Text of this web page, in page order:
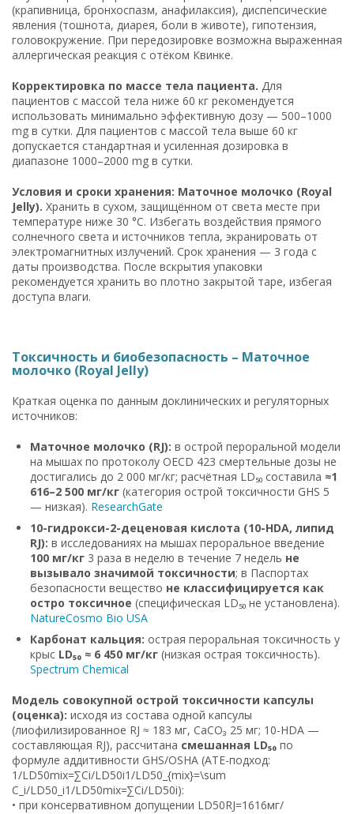
(крапивница, бронхоспазм, анафилаксия), диспепсические
явления (тошнота, диарея, боли в животе), гипотензия,
головокружение. При передозировке возможна выраженная
аллергическая реакция с отёком Квинке.
Корректировка по массе тела пациента. Для
пациентов с массой тела ниже 60 кг рекомендуется
использовать минимально эффективную дозу — 500–1000
mg в сутки. Для пациентов с массой тела выше 60 кг
допускается стандартная и усиленная дозировка в
диапазоне 1000–2000 mg в сутки.
Условия и сроки хранения: Маточное молочко (Royal
Jelly). Хранить в сухом, защищённом от света месте при
температуре ниже 30 °C. Избегать воздействия прямого
солнечного света и источников тепла, экранировать от
электромагнитных излучений. Срок хранения — 3 года с
даты производства. После вскрытия упаковки
рекомендуется хранить во плотно закрытой таре, избегая
доступа влаги.
Токсичность и биобезопасность – Маточное
молочко (Royal Jelly)
Краткая оценка по данным доклинических и регуляторных
источников:
Маточное молочко (RJ): в острой пероральной модели
на мышах по протоколу OECD 423 смертельные дозы не
достигались до 2 000 мг/кг; расчётная LD₅₀ составила ≈1
616–2 500 мг/кг (категория острой токсичности GHS 5
— низкая). ResearchGate
10-гидрокси-2-деценовая кислота (10-HDA, липид
RJ): в исследованиях на мышах пероральное введение
100 мг/кг 3 раза в неделю в течение 7 недель не
вызывало значимой токсичности; в Паспортах
безопасности вещество не классифицируется как
остро токсичное (специфическая LD₅₀ не установлена).
NatureCosmo Bio USA
Карбонат кальция: острая пероральная токсичность у
крыс LD₅₀ ≈ 6 450 мг/кг (низкая острая токсичность).
Spectrum Chemical
Модель совокупной острой токсичности капсулы
(оценка): исходя из состава одной капсулы
(лиофилизированное RJ ≈ 183 мг, CaCO₃ 25 мг; 10-HDA —
составляющая RJ), рассчитана смешанная LD₅₀ по
формуле аддитивности GHS/OSHA (ATE-подход:
1/LD50mix=∑Ci/LD50i1/LD50_{mix}=\sum
C_i/LD50_i1/LD50mix=∑Ci/LD50i):
• при консервативном допущении LD50RJ=1616мг/